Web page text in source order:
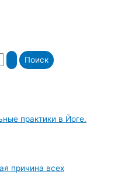
практики в Йоге.
причина всех